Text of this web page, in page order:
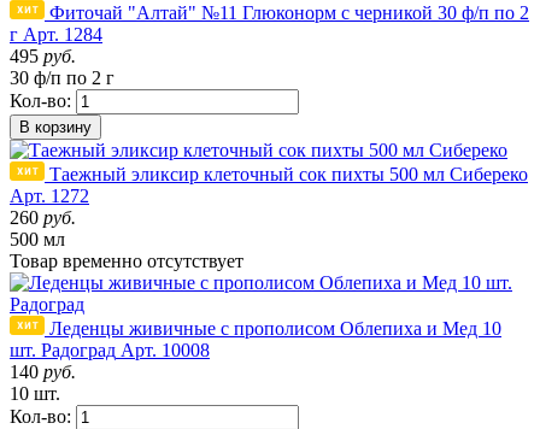
Фиточай "Алтай" №11 Глюконорм с черникой 30 ф/п по 2
г Арт. 1284
495 руб.
30 ф/п по 2 г
Кол-во:
В корзину
Таежный эликсир клеточный сок пихты 500 мл Сибереко
Арт. 1272
260 руб.
500 мл
Товар временно отсутствует
Леденцы живичные с прополисом Облепиха и Мед 10
шт. Радоград Арт. 10008
140 руб.
10 шт.
Кол-во: